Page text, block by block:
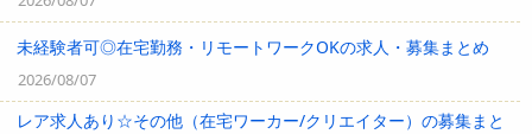
未経験者可◎在宅勤務・リモートワークOKの求人・募集まとめ
2026/08/07
レア求人あり☆その他（在宅ワーカー/クリエイター）の募集まと